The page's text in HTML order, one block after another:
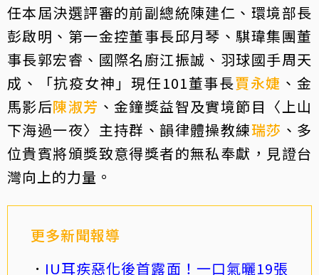
任本屆決選評審的前副總統陳建仁、環境部長
彭啟明、第一金控董事長邱月琴、騏瑋集團董
事長郭宏睿、國際名廚江振誠、羽球國手周天
成、「抗疫女神」現任101董事長賈永婕 、金
馬影后陳淑芳 、金鐘獎益智及實境節目〈上山
下海過一夜〉主持群、韻律體操教練瑞莎 、多
位貴賓將頒獎致意得獎者的無私奉獻，見證台
灣向上的力量。
更多新聞報導
IU耳疾惡化後首露面！一口氣曬19張